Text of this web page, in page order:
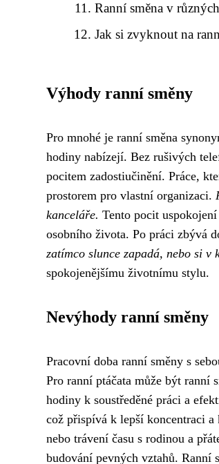
Ranní směna v
Jak si zvyknout na
Výhody ranní směny
Pro mnohé je ranní směna
hodiny nabízejí. Bez rušivých
pocitem zadostiučinění. Práce,
prostorem pro vlastní organizaci.
kanceláře. Tento pocit
osobního života. Po práci zbývá
zatímco slunce zapadá, nebo si
spokojenějšímu životnímu stylu.
Nevýhody ranní směny
Pracovní doba ranní směny s
Pro ranní ptáčata může být ranní
hodiny k soustředěné práci a
což přispívá k lepší koncentraci
nebo trávení času s rodinou a
budování pevných vztahů. Ranní